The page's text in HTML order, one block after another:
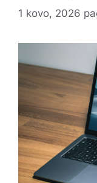
1 kovo, 2026